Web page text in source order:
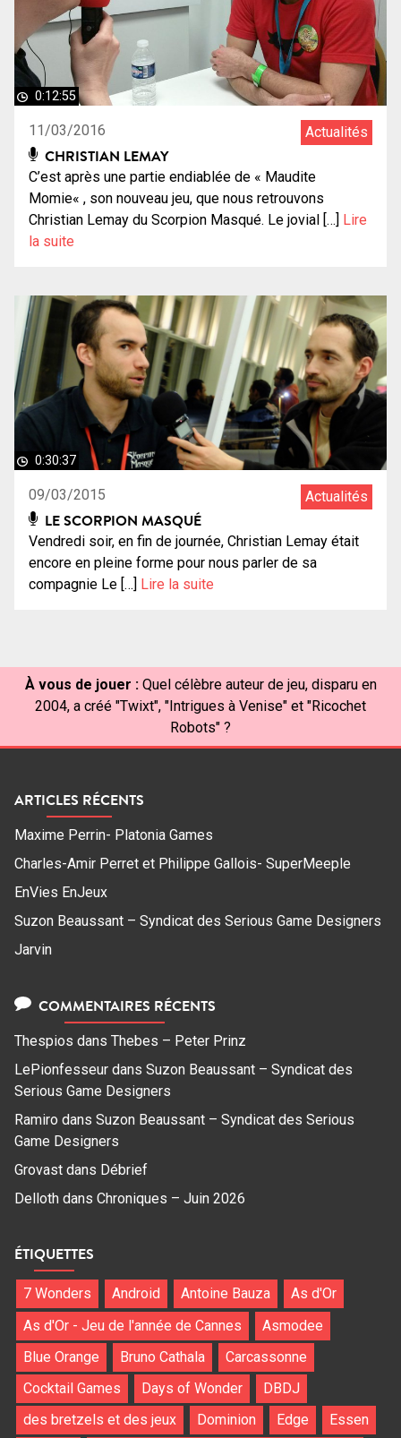
0:12:55
11/03/2016 Actualités
CHRISTIAN LEMAY
C’est après une partie endiablée de « Maudite
Momie« , son nouveau jeu, que nous retrouvons
Christian Lemay du Scorpion Masqué. Le jovial […]
Lire
la suite
0:30:37
09/03/2015 Actualités
LE SCORPION MASQUÉ
Vendredi soir, en fin de journée, Christian Lemay était
encore en pleine forme pour nous parler de sa
compagnie Le […] Lire la suite
À vous de jouer : Quel célèbre auteur de jeu, disparu en
2004, a créé "Twixt", "Intrigues à Venise" et "Ricochet
Robots" ?
ARTICLES RÉCENTS
Maxime Perrin- Platonia Games
Charles-Amir Perret et Philippe Gallois- SuperMeeple
EnVies EnJeux
Suzon Beaussant – Syndicat des Serious Game Designers
Jarvin
COMMENTAIRES RÉCENTS
Thespios dans Thebes – Peter Prinz
LePionfesseur dans Suzon Beaussant – Syndicat des
Serious Game Designers
Ramiro dans Suzon Beaussant – Syndicat des Serious
Game Designers
Grovast dans Débrief
Delloth dans Chroniques – Juin 2026
ÉTIQUETTES
7 Wonders Android Antoine Bauza
As d'Or
As d'Or - Jeu de l'année de Cannes
Asmodee
Blue Orange
Bruno Cathala
Carcassonne
Cocktail Games
Days of Wonder
DBDJ
des bretzels et des jeux
Dominion Edge Essen